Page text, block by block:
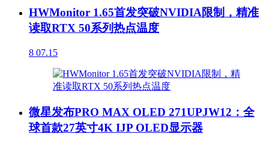
HWMonitor 1.65首发突破NVIDIA限制，精准
读取RTX 50系列热点温度
8 07.15
微星发布PRO MAX OLED 271UPJW12：全
球首款27英寸4K IJP OLED显示器